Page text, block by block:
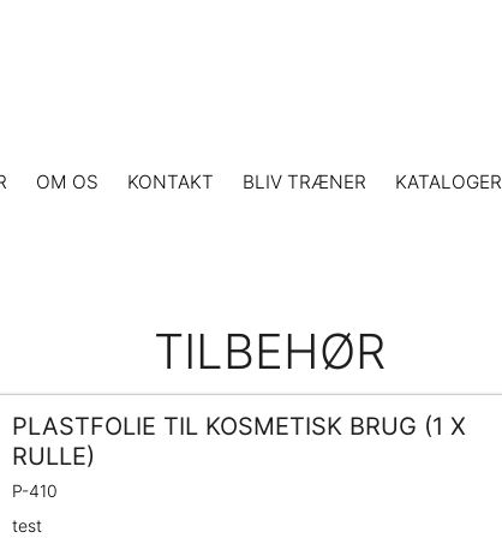
OM OS KONTAKT BLIV TRÆNER KATALOGER
TILBEHØR
PLASTFOLIE TIL KOSMETISK BRUG (1 X
RULLE)
P-410
test